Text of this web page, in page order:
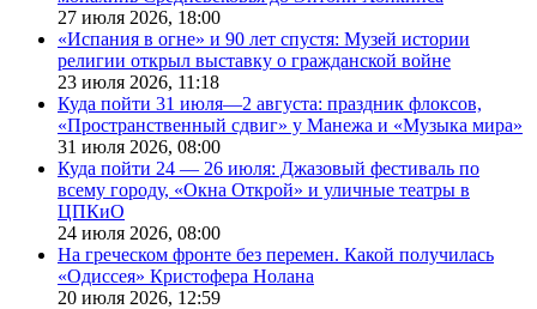
27 июля 2026, 18:00
«Испания в огне» и 90 лет спустя: Музей истории
религии открыл выставку о гражданской войне
23 июля 2026, 11:18
Куда пойти 31 июля—2 августа: праздник флоксов,
«Пространственный сдвиг» у Манежа и «Музыка мира»
31 июля 2026, 08:00
Куда пойти 24 — 26 июля: Джазовый фестиваль по
всему городу, «Окна Открой» и уличные театры в
ЦПКиО
24 июля 2026, 08:00
На греческом фронте без перемен. Какой получилась
«Одиссея» Кристофера Нолана
20 июля 2026, 12:59